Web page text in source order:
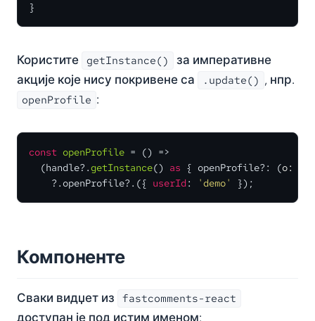
}
Користите getInstance()
за императивне
акције које нису покривене са
.update() , нпр.
openProfile :
const openProfile = () =>
  (handle?.
getInstance() as { openProfile?: (o: {
    ?.
openProfile?.({ userId: 'demo' });
Компоненте
Сваки видџет из fastcomments-react
доступан је под истим именом: